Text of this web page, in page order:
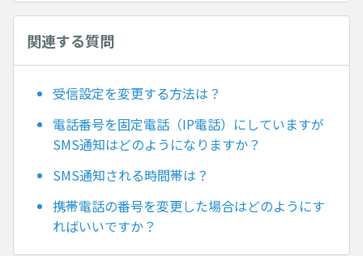
関連する質問
受信設定を変更する方法は？
電話番号を固定電話（IP電話）にしていますが
SMS通知はどのようになりますか？
SMS通知される時間帯は？
携帯電話の番号を変更した場合はどのようにす
ればいいですか？